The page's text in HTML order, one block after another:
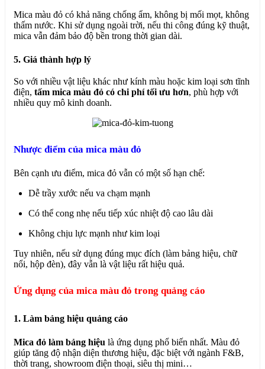
Mica màu đỏ có khả năng chống ẩm, không bị mối mọt, không
thấm nước. Khi sử dụng ngoài trời, nếu thi công đúng kỹ thuật,
mica vẫn đảm bảo độ bền trong thời gian dài.
5. Giá thành hợp lý
So với nhiều vật liệu khác như kính màu hoặc kim loại sơn tĩnh
điện, tấm mica màu đỏ có chi phí tối ưu hơn, phù hợp với
nhiều quy mô kinh doanh.
Nhược điểm của mica màu đỏ
Bên cạnh ưu điểm, mica đỏ vẫn có một số hạn chế:
Dễ trầy xước nếu va chạm mạnh
Có thể cong nhẹ nếu tiếp xúc nhiệt độ cao lâu dài
Không chịu lực mạnh như kim loại
Tuy nhiên, nếu sử dụng đúng mục đích (làm bảng hiệu, chữ
nổi, hộp đèn), đây vẫn là vật liệu rất hiệu quả.
Ứng dụng của mica màu đỏ trong quảng cáo
1. Làm bảng hiệu quảng cáo
Mica đỏ làm bảng hiệu là ứng dụng phổ biến nhất. Màu đỏ
giúp tăng độ nhận diện thương hiệu, đặc biệt với ngành F&B,
thời trang, showroom điện thoại, siêu thị mini…